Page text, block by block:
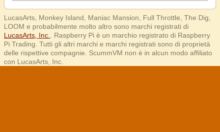
LucasArts, Monkey Island, Maniac Mansion, Full Throttle, The Dig,
LOOM e probabilmente molto altro sono marchi registrati di
LucasArts, Inc.
. Raspberry Pi è un marchio registrato di Raspberry
Pi Trading. Tutti gli altri marchi e marchi registrati sono di proprietà
delle rispettive compagnie. ScummVM non è in alcun modo affiliato
con LucasArts, Inc.